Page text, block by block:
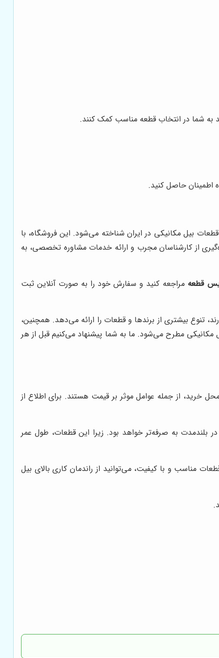
به شما در انتخاب قطعه مناسب کمک کنند.
اطمینان حاصل کنید.
بیل مکانیکی در ایران شناخته می‌شود. این فروشگاه، با
از کارشناسان مجرب و ارائه خدمات مشاوره تخصصی، به
قطعه مراجعه کنید و سفارش خود را به صورت آنلاین ثبت
تنوع بیشتری از برندها و قطعات را ارائه می‌دهد. همچنین،
مکانیکی مطرح می‌شود. ما به شما پیشنهاد می‌کنیم قبل از هر
خرید، از جمله عوامل موثر بر قیمت هستند. برای اطلاع از
بلندمدت به صرفه‌تر خواهد بود. زیرا این قطعات، طول عمر
مناسب و با کیفیت، می‌توانید از راندمان کاری بالای بیل